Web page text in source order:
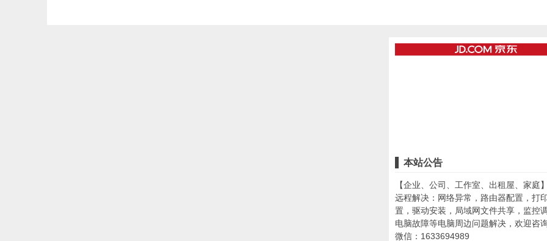
本站公告
【企业、公司、工作室、出租屋、家庭】
远程解决：网络异常，路由器配置，打
置，驱动安装，局域网文件共享，监控
电脑故障等电脑周边问题解决，欢迎咨询
微信：1633694989